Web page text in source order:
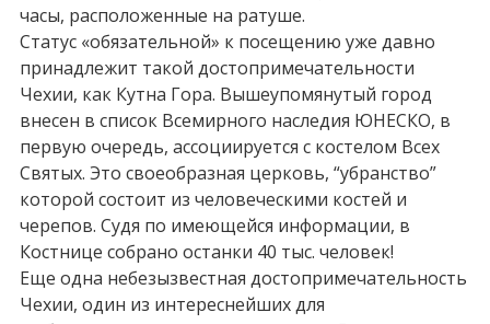
часы, расположенные на ратуше.
Статус «обязательной» к посещению уже давно
принадлежит такой достопримечательности
Чехии, как Кутна Гора. Вышеупомянутый город
внесен в список Всемирного наследия ЮНЕСКО, в
первую очередь, ассоциируется с костелом Всех
Святых. Это своеобразная церковь, “убранство”
которой состоит из человеческими костей и
черепов. Судя по имеющейся информации, в
Костнице собрано останки 40 тыс. человек!
Еще одна небезызвестная достопримечательность
Чехии, один из интереснейших для